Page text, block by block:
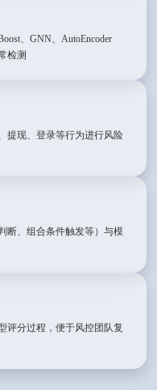
、GNN、AutoEncoder
检测
提现、登录等行为进行风险
断、组合条件触发等）与模
评分过程，便于风控团队复